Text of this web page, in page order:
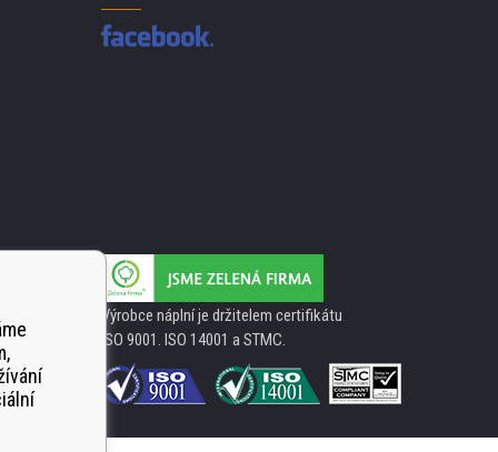
Výrobce náplní je držitelem certifikátu
ISO 9001. ISO 14001 a STMC.